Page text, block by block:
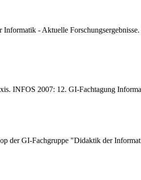
- Aktuelle
INFOS 2007: 12. GI-Fachtagung
der GI-Fachgruppe "Didaktik der